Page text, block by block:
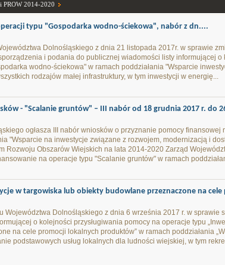
PROW 2014-2020
typu "Gospodarka wodno-ściekowa", nabór z dn....
Dolnośląskiego z dnia 21 listopada 2017r. w sprawie
i podania do publicznej wiadomości listy informującej o
wodno-ściekowa" w ramach poddziałania "Wsparcie
rodzajów małej infrastruktury, w tym inwestycji w energię...
- "Scalanie gruntów" – III nabór od 18 grudnia 2017 r. do
ogłasza III nabór wniosków o przyznanie pomocy finansowej
"Wsparcie na inwestycje związane z rozwojem, modernizacją i
Rozwoju Obszarów Wiejskich na lata 2014-2020 Zarząd
na operacje typu "Scalanie gruntów" w ramach
w targowiska lub obiekty budowlane przeznaczone na
Województwa Dolnośląskiego z dnia 6 września 2017 r. w sprawie
o kolejności przysługiwania pomocy na operacje typu
na cele promocji lokalnych produktów” w ramach poddziałania
podstawowych usług lokalnych dla ludności wiejskiej, w tym